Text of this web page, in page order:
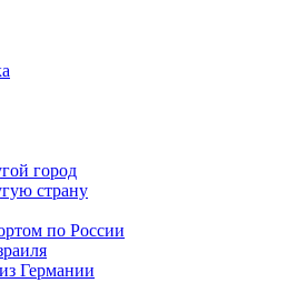
город
страну
по России
Германии